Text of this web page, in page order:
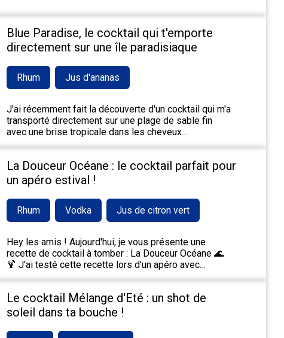
Blue Paradise, le cocktail qui t'emporte
directement sur une île paradisiaque
Rhum Jus d'ananas
J'ai récemment fait la découverte d'un cocktail qui m'a
transporté directement sur une plage de sable fin
avec une brise tropicale dans les cheveux…
La Douceur Océane : le cocktail parfait pour
un apéro estival !
Rhum Vodka Jus de citron vert
Hey les amis ! Aujourd'hui, je vous présente une
recette de cocktail à tomber : La Douceur Océane 🌊
🍹 J'ai testé cette recette lors d'un apéro avec…
Le cocktail Mélange d'Eté : un shot de
soleil dans ta bouche !